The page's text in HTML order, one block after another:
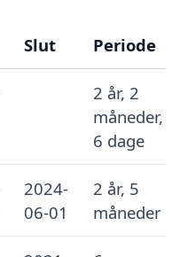
Slut Periode
2 år, 2
måneder,
6 dage
2024-
06-01
2 år, 5
måneder